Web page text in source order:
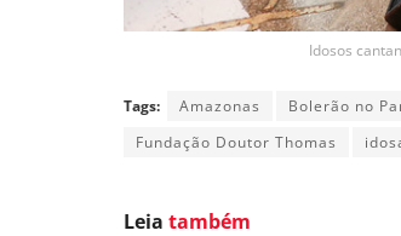
Idosos
Tags: Amazonas Bolerão no
Fundação Doutor Thomas
Leia também